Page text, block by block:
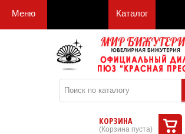
Меню Каталог
КОРЗИНА
(Корзина пуста)